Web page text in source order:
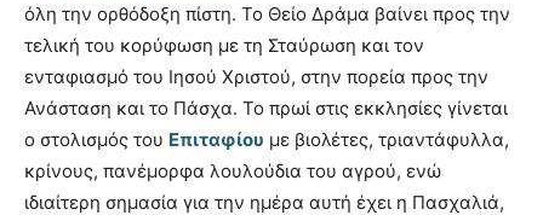
όλη την ορθόδοξη πίστη. Το Θείο Δράμα βαίνει προς την
τελική του κορύφωση με τη Σταύρωση και τον
ενταφιασμό του Ιησού Χριστού, στην πορεία προς την
Ανάσταση και το Πάσχα. Το πρωί στις εκκλησίες γίνεται
ο στολισμός του Επιταφίου με βιολέτες, τριαντάφυλλα,
κρίνους, πανέμορφα λουλούδια του αγρού, ενώ
ιδιαίτερη σημασία για την ημέρα αυτή έχει η Πασχαλιά,